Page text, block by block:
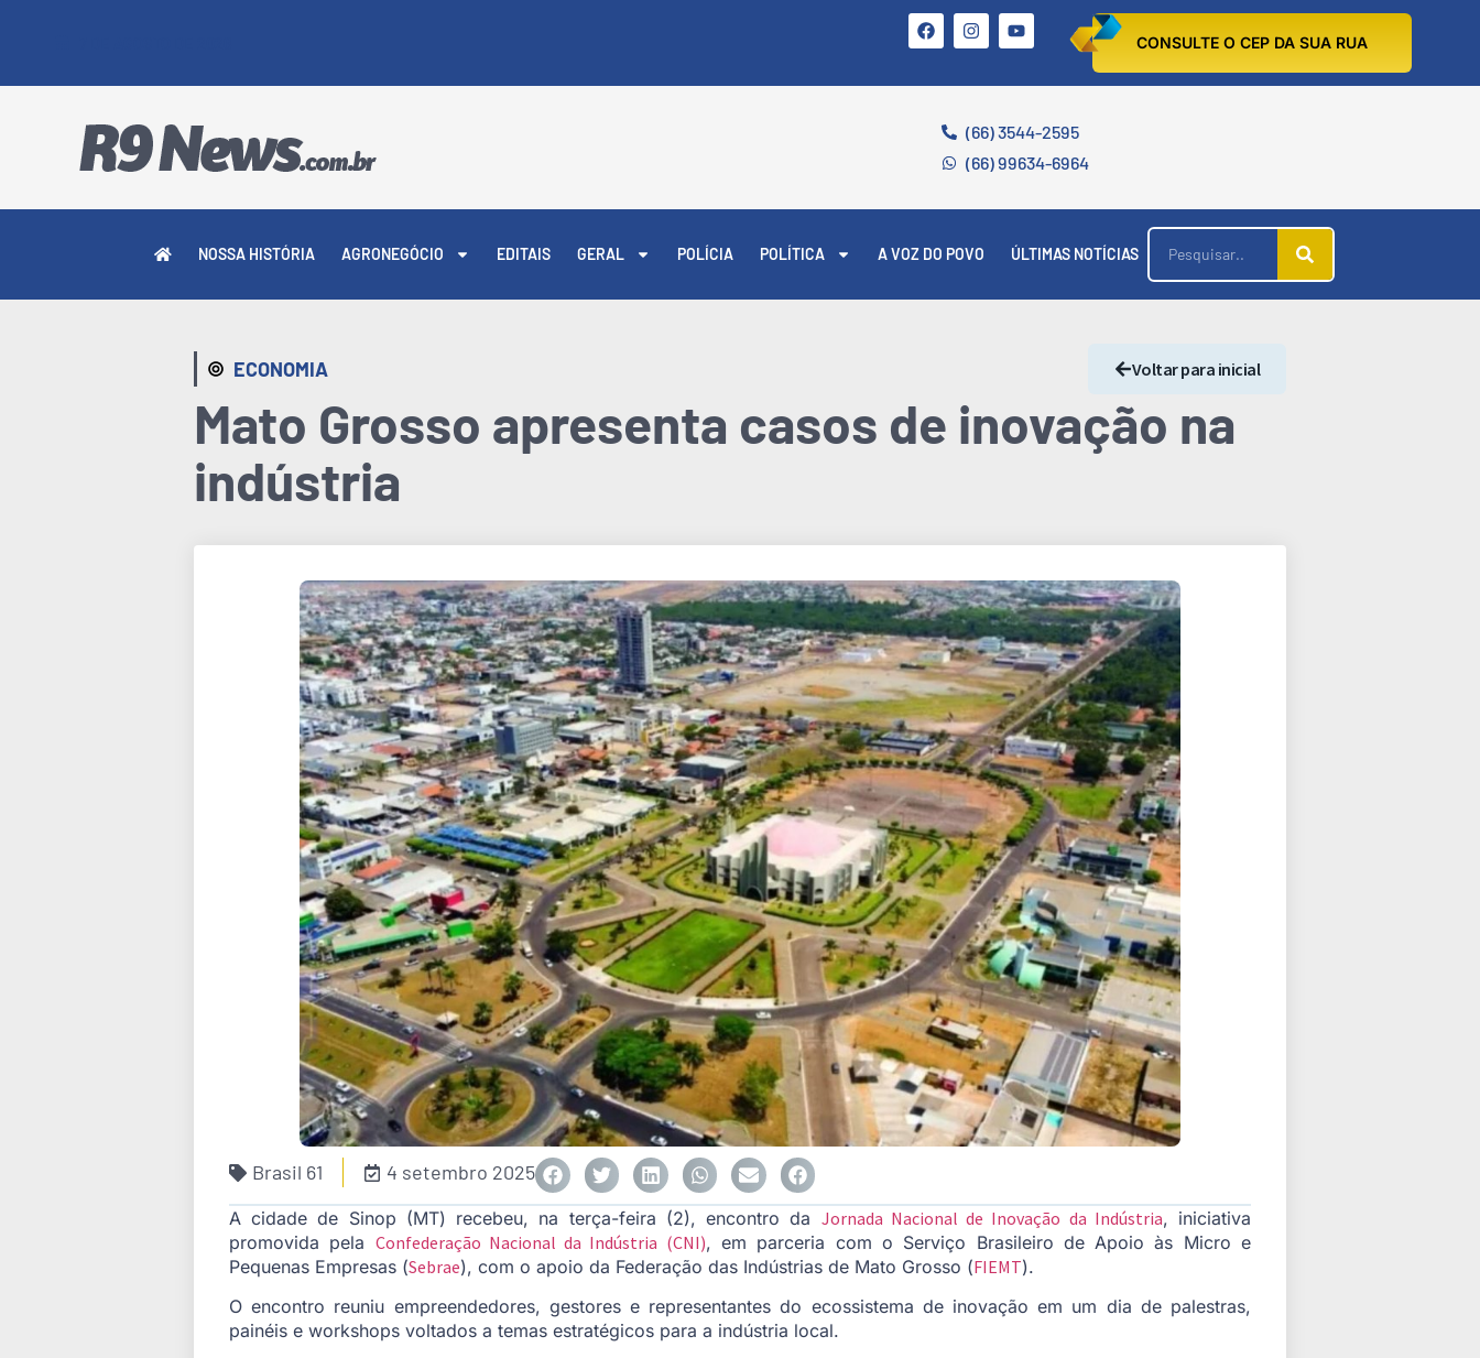
CONSULTE O CEP DA SUA RUA
(66) 3544-2595
(66) 99634-6964
NOSSA HISTÓRIA AGRONEGÓCIO EDITAIS GERAL POLÍCIA POLÍTICA A VOZ DO POVO ÚLTIMAS NOTÍCIAS
ECONOMIA Voltar para inicial
Mato Grosso apresenta casos de inovação na
indústria
Brasil 61 4 setembro 2025
A cidade de Sinop (MT) recebeu, na terça-feira (2), encontro da Jornada Nacional de Inovação da Indústria, iniciativa
promovida pela Confederação Nacional da Indústria (CNI), em parceria com o Serviço Brasileiro de Apoio às Micro e
Pequenas Empresas (Sebrae), com o apoio da Federação das Indústrias de Mato Grosso (FIEMT).
O encontro reuniu empreendedores, gestores e representantes do ecossistema de inovação em um dia de palestras,
painéis e workshops voltados a temas estratégicos para a indústria local.